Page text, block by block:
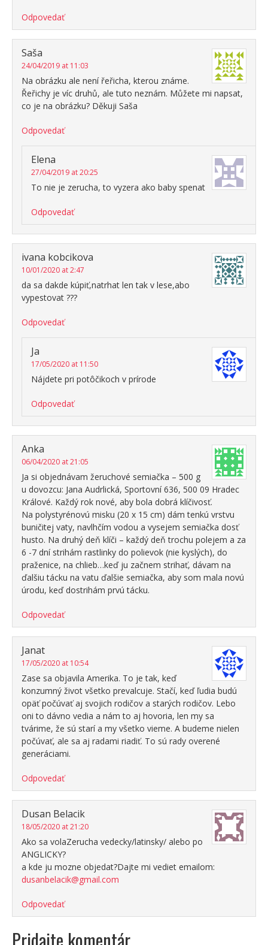
Odpovedať
Saša
24/04/2019 at 11:03
Na obrázku ale není řeřicha, kterou známe.
Řeřichy je víc druhů, ale tuto neznám. Můžete mi napsat,
co je na obrázku? Děkuji Saša
Odpovedať
Elena
27/04/2019 at 20:25
To nie je zerucha, to vyzera ako baby spenat
Odpovedať
ivana kobcikova
10/01/2020 at 2:47
da sa dakde kúpiť,natrhat len tak v lese,abo
vypestovat ???
Odpovedať
Ja
17/05/2020 at 11:50
Nájdete pri potôčikoch v prírode
Odpovedať
Anka
06/04/2020 at 21:05
Ja si objednávam žeruchové semiačka – 500 g
u dovozcu: Jana Audrlická, Sportovní 636, 500 09 Hradec
Králové. Každý rok nové, aby bola dobrá klíčivosť.
Na polystyrénovú misku (20 x 15 cm) dám tenkú vrstvu
buničitej vaty, navlhčím vodou a vysejem semiačka dosť
husto. Na druhý deň klíči – každý deň trochu polejem a za
6 -7 dní strihám rastlinky do polievok (nie kyslých), do
praženice, na chlieb…keď ju začnem strihať, dávam na
ďalšiu tácku na vatu ďalšie semiačka, aby som mala novú
úrodu, keď dostrihám prvú tácku.
Odpovedať
Janat
17/05/2020 at 10:54
Zase sa objavila Amerika. To je tak, keď
konzumný život všetko prevalcuje. Stačí, keď ľudia budú
opäť počúvať aj svojich rodičov a starých rodičov. Lebo
oni to dávno vedia a nám to aj hovoria, len my sa
tvárime, že sú starí a my všetko vieme. A budeme nielen
počúvať, ale sa aj radami riadiť. To sú rady overené
generáciami.
Odpovedať
Dusan Belacik
18/05/2020 at 21:20
Ako sa volaZerucha vedecky/latinsky/ alebo po
ANGLICKY?
a kde ju mozne objedat?Dajte mi vediet emailom:
dusanbelacik@gmail.com
Odpovedať